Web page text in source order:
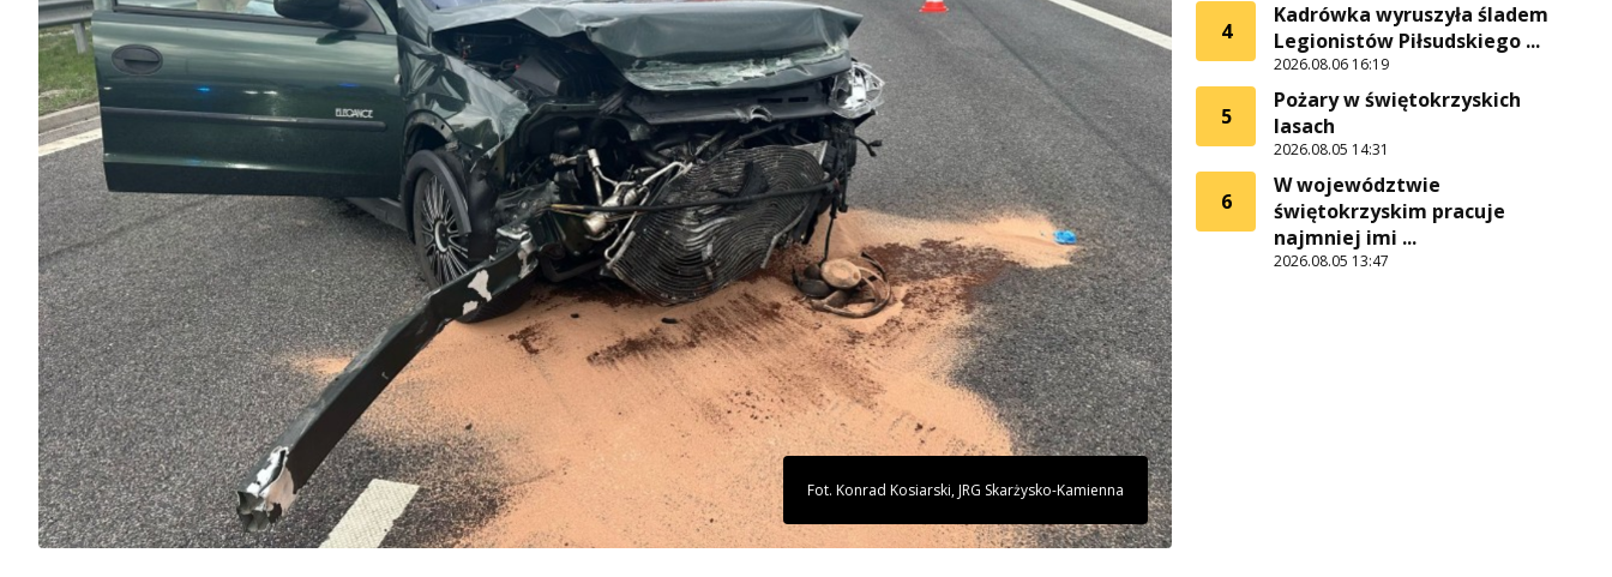
Fot. Konrad Kosiarski, JRG Skarżysko-Kamienna
4
Kadrówka wyruszyła śladem
Legionistów Piłsudskiego ...
2026.08.06 16:19
5
Pożary w świętokrzyskich
lasach
2026.08.05 14:31
6
W województwie
świętokrzyskim pracuje
najmniej imi ...
2026.08.05 13:47